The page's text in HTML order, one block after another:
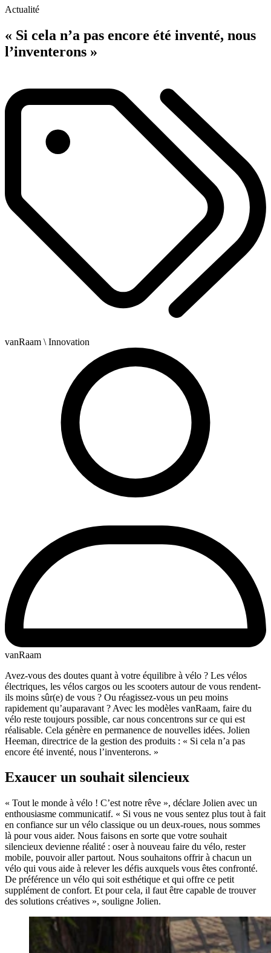
Actualité
« Si cela n’a pas encore été inventé, nous
l’inventerons »
vanRaam \ Innovation
vanRaam
Avez-vous des doutes quant à votre équilibre à vélo ? Les vélos
électriques, les vélos cargos ou les scooters autour de vous rendent-
ils moins sûr(e) de vous ? Ou réagissez-vous un peu moins
rapidement qu’auparavant ? Avec les modèles vanRaam, faire du
vélo reste toujours possible, car nous concentrons sur ce qui est
réalisable. Cela génère en permanence de nouvelles idées. Jolien
Heeman, directrice de la gestion des produits : « Si cela n’a pas
encore été inventé, nous l’inventerons. »
Exaucer un souhait silencieux
« Tout le monde à vélo ! C’est notre rêve », déclare Jolien avec un
enthousiasme communicatif. « Si vous ne vous sentez plus tout à fait
en confiance sur un vélo classique ou un deux-roues, nous sommes
là pour vous aider. Nous faisons en sorte que votre souhait
silencieux devienne réalité : oser à nouveau faire du vélo, rester
mobile, pouvoir aller partout. Nous souhaitons offrir à chacun un
vélo qui vous aide à relever les défis auxquels vous êtes confronté.
De préférence un vélo qui soit esthétique et qui offre ce petit
supplément de confort. Et pour cela, il faut être capable de trouver
des solutions créatives », souligne Jolien.